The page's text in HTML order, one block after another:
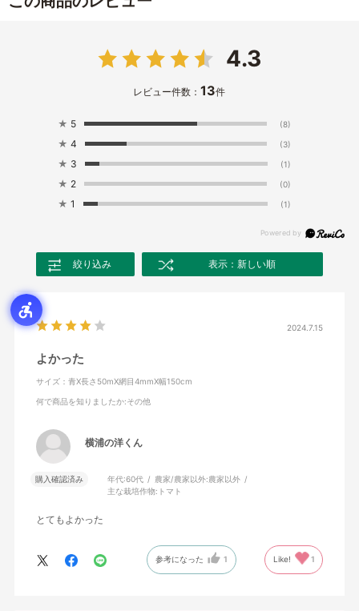
4.3
レビュー件数：13件
★ 5 (8)
★ 4 (3)
★ 3 (1)
★ 2 (0)
★ 1 (1)
絞り込み 表示：新しい順
2024.7.15
よかった
サイズ：青X長さ50mX網目4mmX幅150cm
何で商品を知りましたか:その他
横浦の洋くん
購入確認済み 年代:60代 農家/農家以外:農家以外
主な栽培作物: トマト
とてもよかった
参考になった 1 Like! 1